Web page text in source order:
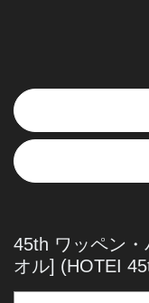
45th ワッペン
オル] (HOTEI